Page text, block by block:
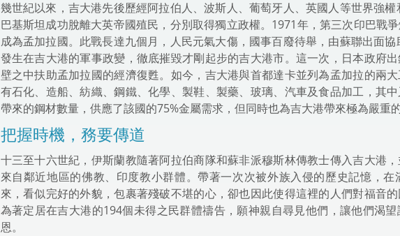
幾世紀以來，吉大港先後歷經阿拉伯人、波斯人、葡萄牙人、英國人等世界強
巴基斯坦成功脫離大英帝國殖民，分別取得獨立政權。1971年，第三次印巴戰
成為孟加拉國。此戰長達九個月，人民元氣大傷，國事百廢待舉，由蘇聯出面
發生在吉大港的軍事政變，徹底摧毀才剛起步的吉大港市。這一次，日本政府
壁之中扶助孟加拉國的經濟復甦。如今，吉大港與首都達卡並列為孟加拉的兩
有石化、造船、紡織、鋼鐵、化學、製鞋、製藥、玻璃、汽車及食品加工，其
帶來的鋼材數量，供應了該國的75%金屬需求，但同時也為吉大港帶來極為嚴重的
把握時機，務要傳道
十三至十六世紀，伊斯蘭教隨著阿拉伯商隊和蘇非派穆斯林傳教士傳入吉大港
來自鄰近地區的佛教、印度教小群體。帶著一次次被外族入侵的歷史記憶，
來，看似完好的外貌，包裹著殘破不堪的心，卻也因此使得這裡的人們對福音的
為著定居在吉大港的194個未得之民群體禱告，願神親自尋見他們，讓他們渴
恩。